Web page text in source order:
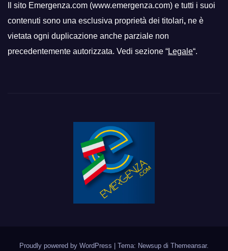
Il sito Emergenza.com (www.emergenza.com) e tutti i suoi
contenuti sono una esclusiva proprietà dei titolari, ne è
vietata ogni duplicazione anche parziale non
precedentemente autorizzata. Vedi sezione “Legale“.
Proudly powered by WordPress | Tema: Newsup di Themeansar.